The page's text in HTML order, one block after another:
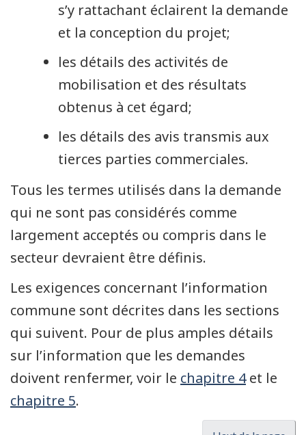
s’y rattachant éclairent la demande
et la conception du projet;
les détails des activités de
mobilisation et des résultats
obtenus à cet égard;
les détails des avis transmis aux
tierces parties commerciales.
Tous les termes utilisés dans la demande
qui ne sont pas considérés comme
largement acceptés ou compris dans le
secteur devraient être définis.
Les exigences concernant l’information
commune sont décrites dans les sections
qui suivent. Pour de plus amples détails
sur l’information que les demandes
doivent renfermer, voir le chapitre 4et le
chapitre 5.